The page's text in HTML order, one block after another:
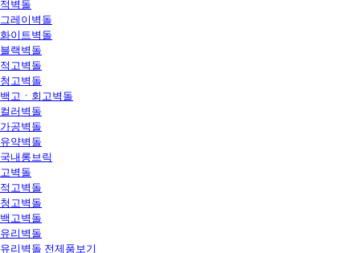
적벽돌
그레이벽돌
화이트벽돌
블랙벽돌
적고벽돌
청고벽돌
백고ㆍ회고벽돌
컬러벽돌
가공벽돌
유약벽돌
국내롱브릭
고벽돌
적고벽돌
청고벽돌
백고벽돌
유리벽돌
유리벽돌 전제품보기